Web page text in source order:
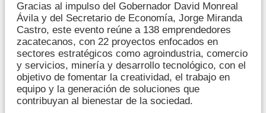
Gracias al impulso del Gobernador David Monreal
Ávila y del Secretario de Economía, Jorge Miranda
Castro, este evento reúne a 138 emprendedores
zacatecanos, con 22 proyectos enfocados en
sectores estratégicos como agroindustria, comercio
y servicios, minería y desarrollo tecnológico, con el
objetivo de fomentar la creatividad, el trabajo en
equipo y la generación de soluciones que
contribuyan al bienestar de la sociedad.